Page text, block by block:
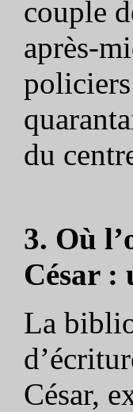
couple
après-
du
3. Où
César :
La
César,